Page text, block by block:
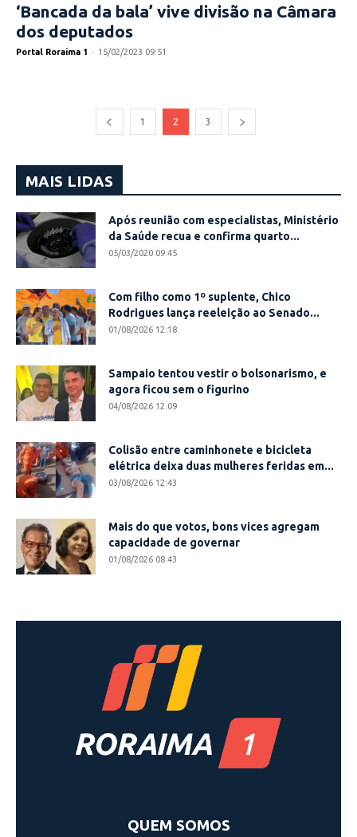
‘Bancada da bala’ vive divisão na Câmara
dos deputados
Portal Roraima 1 - 15/02/2023 09:51
1 2 3
MAIS LIDAS
Após reunião com especialistas, Ministério
da Saúde recua e confirma quarto...
05/03/2020 09:45
Com filho como 1º suplente, Chico
Rodrigues lança reeleição ao Senado...
01/08/2026 12:18
Sampaio tentou vestir o bolsonarismo, e
agora ficou sem o figurino
04/08/2026 12:09
Colisão entre caminhonete e bicicleta
elétrica deixa duas mulheres feridas em...
03/08/2026 12:43
Mais do que votos, bons vices agregam
capacidade de governar
01/08/2026 08:43
QUEM SOMOS